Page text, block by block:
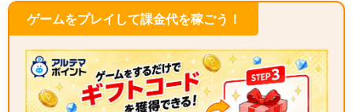
ゲームをプレイして課金代を稼ごう！